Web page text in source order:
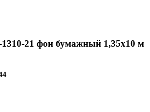
21 фон бумажный 1,35х10 м